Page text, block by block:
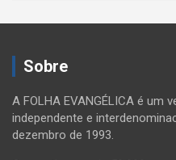
Sobre
A FOLHA EVANGÉLICA é um
independente e
dezembro de 1993.